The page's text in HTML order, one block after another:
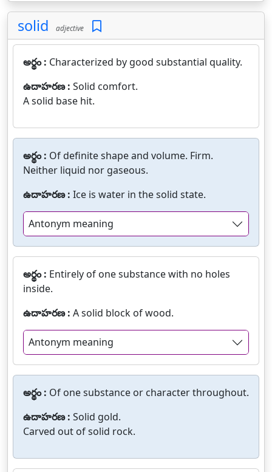
solid adjective
అర్థం : Characterized by good substantial quality.
ఉదాహరణ : Solid comfort.
A solid base hit.
అర్థం : Of definite shape and volume. Firm.
Neither liquid nor gaseous.
ఉదాహరణ : Ice is water in the solid state.
Antonym meaning
అర్థం : Entirely of one substance with no holes
inside.
ఉదాహరణ : A solid block of wood.
Antonym meaning
అర్థం : Of one substance or character throughout.
ఉదాహరణ : Solid gold.
Carved out of solid rock.